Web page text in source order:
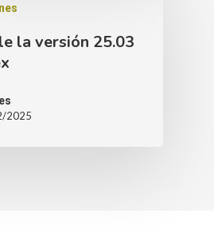
la versión 25.03
2025